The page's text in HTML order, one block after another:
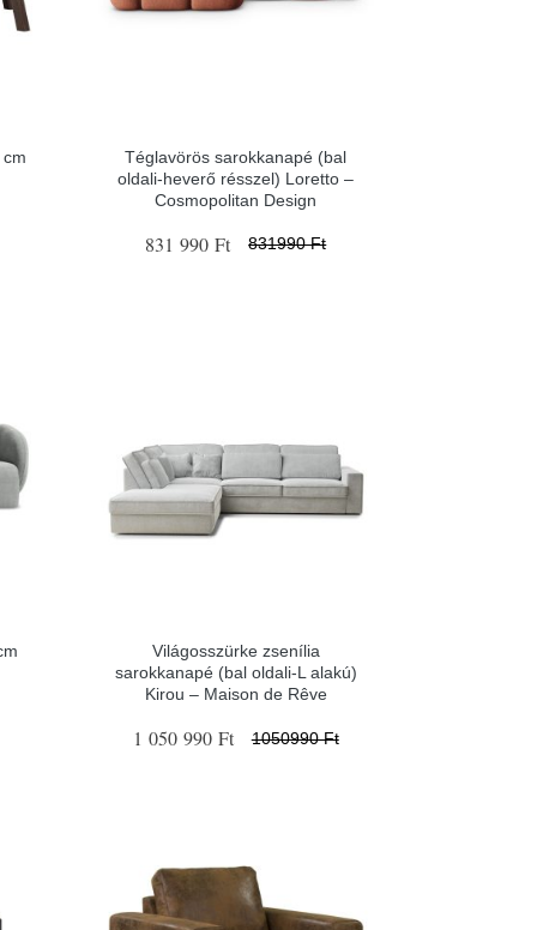
Téglavörös sarokkanapé (bal
oldali-heverő résszel) Loretto –
Cosmopolitan Design
831 990 Ft 831990 Ft
Világosszürke zsenília
sarokkanapé (bal oldali-L alakú)
Kirou – Maison de Rêve
1 050 990 Ft 1050990 Ft